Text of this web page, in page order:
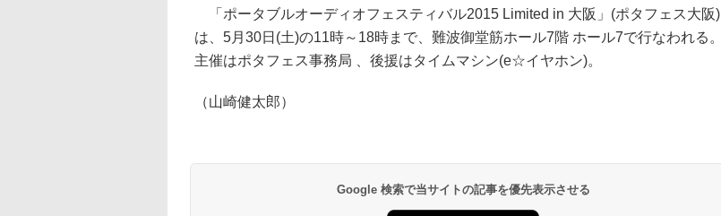
「ポータブルオーディオフェスティバル2015 Limited in 大阪」(ポタフェス大阪)
は、5月30日(土)の11時～18時まで、難波御堂筋ホール7階 ホール7で行なわれる。
主催はポタフェス事務局 、後援はタイムマシン(e☆イヤホン)。
（山崎健太郎）
Google 検索で当サイトの記事を優先表示させる